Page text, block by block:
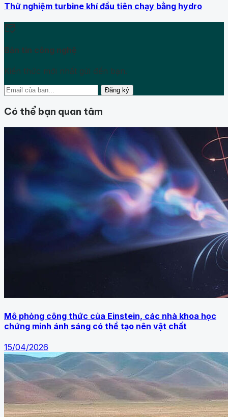
Thử nghiệm turbine khí đầu tiên chạy bằng hydro
mark_email_read
Bản tin công nghệ
Kiến thức mới nhất gửi đến bạn.
Đăng ký
Có thể bạn quan tâm
Mô phỏng công thức của Einstein, các nhà khoa học
chứng minh ánh sáng có thể tạo nên vật chất
15/04/2026